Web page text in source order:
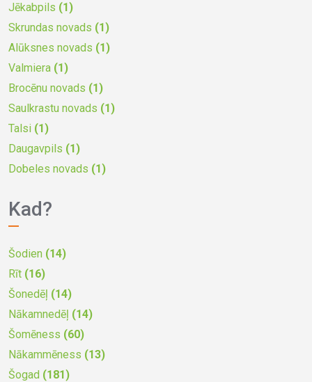
Jēkabpils (1)
Skrundas novads (1)
Alūksnes novads (1)
Valmiera (1)
Brocēnu novads (1)
Saulkrastu novads (1)
Talsi (1)
Daugavpils (1)
Dobeles novads (1)
Kad?
Šodien (14)
Rīt (16)
Šonedēļ (14)
Nākamnedēļ (14)
Šomēness (60)
Nākammēness (13)
Šogad (181)